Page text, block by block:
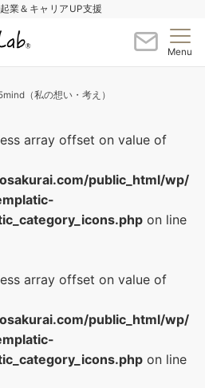
業＆キャリアUP支援
Menu
（私の想い・考え）
array offset on value of
public_html/wp/
on line
array offset on value of
public_html/wp/
on line